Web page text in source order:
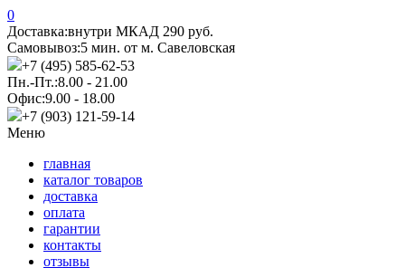
0
Доставка:внутри МКАД 290 руб.
Самовывоз:5 мин. от м. Савеловская
+7 (495) 585-62-53
Пн.-Пт.:8.00 - 21.00
Офис:9.00 - 18.00
+7 (903) 121-59-14
Меню
главная
каталог товаров
доставка
оплата
гарантии
контакты
отзывы